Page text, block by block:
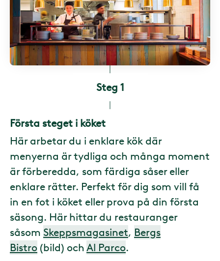
Steg 1
Första steget i köket
Här arbetar du i enklare kök där
menyerna är tydliga och många moment
är förberedda, som färdiga såser eller
enklare rätter. Perfekt för dig som vill få
in en fot i köket eller prova på din första
säsong. Här hittar du restauranger
såsom Skeppsmagasinet, Bergs
Bistro (bild) och Al Parco.